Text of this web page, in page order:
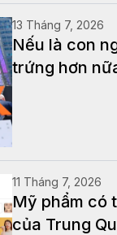
13 Tháng 7, 2026
Nếu là con
trứng hơn
11 Tháng 7, 2026
Mỹ phẩm có
của Trung